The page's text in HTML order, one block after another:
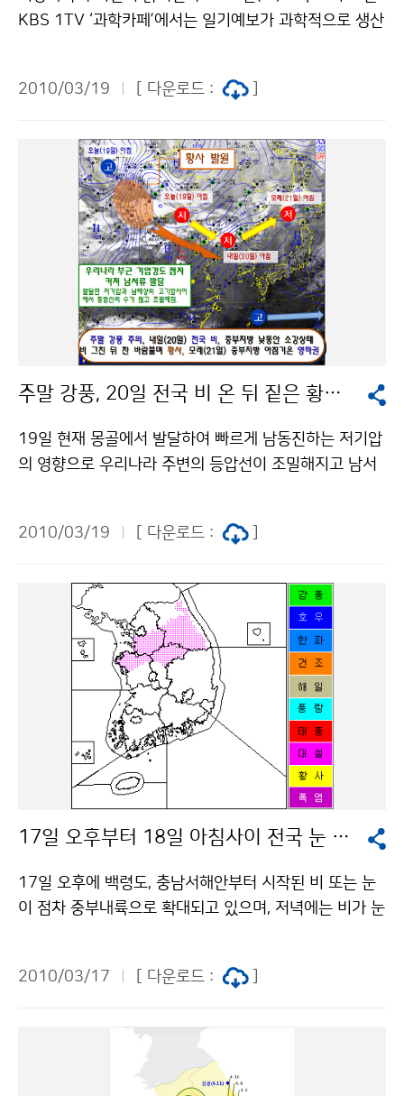
지진을 사전에 감지하고 이상 행동을 보인다고 믿고 뱀을
관찰하며 지진의 전조를 파악하려는 시도도 있다. 또한 지
지진의 전조를 파악하려는 연구도 진행되고 있다. 이런 다
다고 생각하고 지진의 피해를 최소화하기 위해 막대한 예
산을 쏟고 있다. 건물의 내진 설계는 물론 기존 건축물과
구조물을 보수하고 지진대에 인접한 건축 공사는 엄격한
제한 규정을 두고 있다. 미국 지진국에서는 지진 예측은
불가능하지만 단층에서 이미 시작된 지진 활동이 인간의
생활권까지 도착하기 전에 미리 알려주는 것은 가능하기
때문에 조기경보시스템의 도입을 지진 피해를 줄이는 방
법으로 제시하고 있다. 학자들 역시 언젠가 지진을 예측할
수 있는 날이 올 수도 있겠지만 현재로서는 지진 단층 지
도를 만들어 지진대를 피해 건물을 신축하는 등 현대의 과
학을 최대한 활용해 지진의 피해를 최소화할 수 있는 방법
을 찾는 것이 최선이라고 말하고 있다. 우리나라의 경우,
늦어도 2015년까지 50초 이내에 지진발생 사실을 알려
에 방송된 ‘자연의 경고 : 쓰나미’를 통해 지진과 지진해일
있으며, 다시보기를 통해 그 내용을 확인할 수 있다. 문의
: 지진감시과 우남철 2181-0785기상청 이(가) 창작한
EBS ‘자연의 경고 : 지진예보, 왜 어려운가?’ 방영 저작물
은 "공공누리" 출처표시-상업적이용금지 조건에 따라 이
용 할 수 있습니다.
KBS 1TV ‘과학카페’에서는 일기예보가 과학적으로 생산
퓨터 등 첨단과학이 어떻게 예보에 활용되는지를 알기 쉽
호 소재 국가기상센터의 선진 관측, 예보과정이 소개된다.
한국의 지리적 특성이 예보에 어떠한 영향을 미치는지, 해
양관측자료의 충실도에 따라 예보 결과가 어떻게 달라지
는지도 보여준다. 365일 휴일과 밤낮이 따로 없는 국가기
상센터의 분주한 모습, 정확한 예보를 위해 하늘과 씨름하
는 예보관들의 모습, 고충도 간접적으로 느낄 수 있다. 과
학카페는 선진국과 비교하여 한국의 기상과학 수준이 어
느 정도인지 객관적인 시각에서 바라보고, 한국이 기상선
진국으로 도약하려면 어떻게 해야 하는지 방향도 제시한
작한 하늘을 읽는 기술 ‘기상과학의 비밀’을 파헤친다. 저
라 이용 할 수 있습니다.
2010/03/19 [ 다운로드 :
주말 강풍, 20일 전국 비 온 뒤 짙은 황사 예상
19일 현재 몽골에서 발달하여 빠르게 남동진하는 저기압
의 영향으로 우리나라 주변의 등압선이 조밀해지고 남서
다. 이 발달한 저기압은 19일 밤부터 북한지방에 영향을
19일 늦은 밤에 경기북부와 강원도영서북부에서 비가 시
작되어 20일 오후에는 전국으로 점차 확대되겠다. 중부
지방에서는 20일 낮 동안에 일시 소강상태를 보이는 곳
도 있겠다. 이번 강수는 20일 밤 전국 대부분 지방에서 그
치겠으나, 북서쪽에서 찬 공기가 접근하면서 20일 밤부터
21일 새벽사이에 강원도산지에 눈이 내리는 곳이 있겠다.
몽골과 내몽골, 중국 북부지방 등 광범위한 지역에서 강하
게 발원한 황사는 점차 우리나라로 이동하여 20일 오전
에 서해5도를 시작으로 오후에는 서울·경기도와 충청남
며, 이후 전국으로 점차 확대·강화되어 황사특보가 발표
기 시작하여 19일과 20일 사이에 전국적으로 바람이 강
하게 불겠다. 해상에서도 19일 서해와 남해부터 풍랑특보
결이 높게 일겠다. 또한 19일과 20일 서해와 남해상을 중
는 찬 바람이 불면서 기온이 하강하여 중부지방에서는 2
1일 아침 최저기온이 영하로 춥겠다. 문의 : 131기상콜센
2010/03/19 [ 다운로드 :
17일 오후부터 18일 아침사이 전국 눈 또는 비 예상
17일 오후에 백령도, 충남서해안부터 시작된 비 또는 눈
이 점차 중부내륙으로 확대되고 있으며, 저녁에는 비가 눈
새벽부터 아침사이에 비 또는 눈이 오는 곳이 있겠다. 이
다 남쪽으로 통과하면서 경기남부와 충청북부지방을 중
심으로 많은 눈이 쌓이는 등 지역차가 크겠다. 17일 17시
부터 18일 24시까지 예상 적설은 ▲ 강원도산지 : 3~10
2010/03/17 [ 다운로드 :